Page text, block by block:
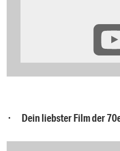
· Dein liebster Film der